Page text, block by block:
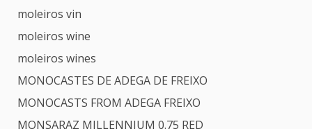
moleiros vin
moleiros wine
moleiros wines
MONOCASTES DE ADEGA DE FREIXO
MONOCASTS FROM ADEGA FREIXO
MONSARAZ MILLENNIUM 0.75 RED